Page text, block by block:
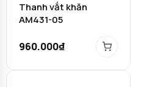
Thanh vắt khăn
AM431-05
960.000₫